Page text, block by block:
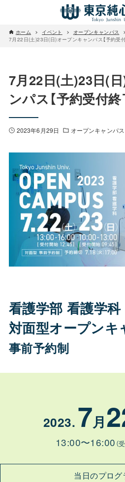
ホーム イベント
オープンキャンパス
7月22日(土)23日(日)オープンキャンパス【予約受
7月22日(土)23日(
ンパス【予約受付終
2023年6月29日 オープンキャンパス
看護学部 看護学科
対面型オープンキ
事前予約制
2023.7月
13:00〜16:00 （
当日のプログ